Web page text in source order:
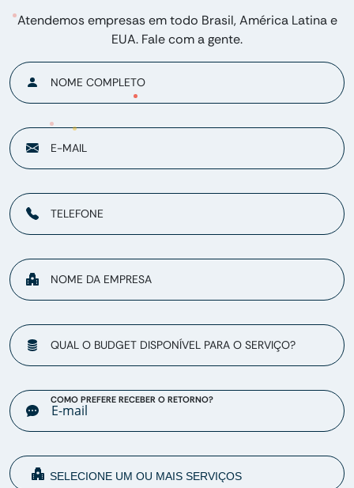
Atendemos empresas em todo Brasil, América Latina e
EUA. Fale com a gente.
NOME COMPLETO
E-MAIL
TELEFONE
NOME DA EMPRESA
QUAL O BUDGET DISPONÍVEL PARA O SERVIÇO?
COMO PREFERE RECEBER O RETORNO?